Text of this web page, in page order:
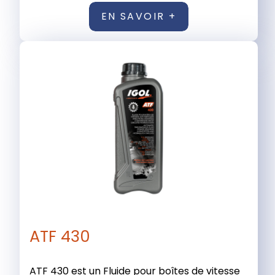
EN SAVOIR +
ATF 430
ATF 430 est un Fluide pour boîtes de vitesse